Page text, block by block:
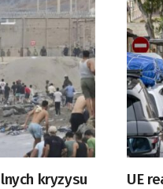
kryzysu
UE